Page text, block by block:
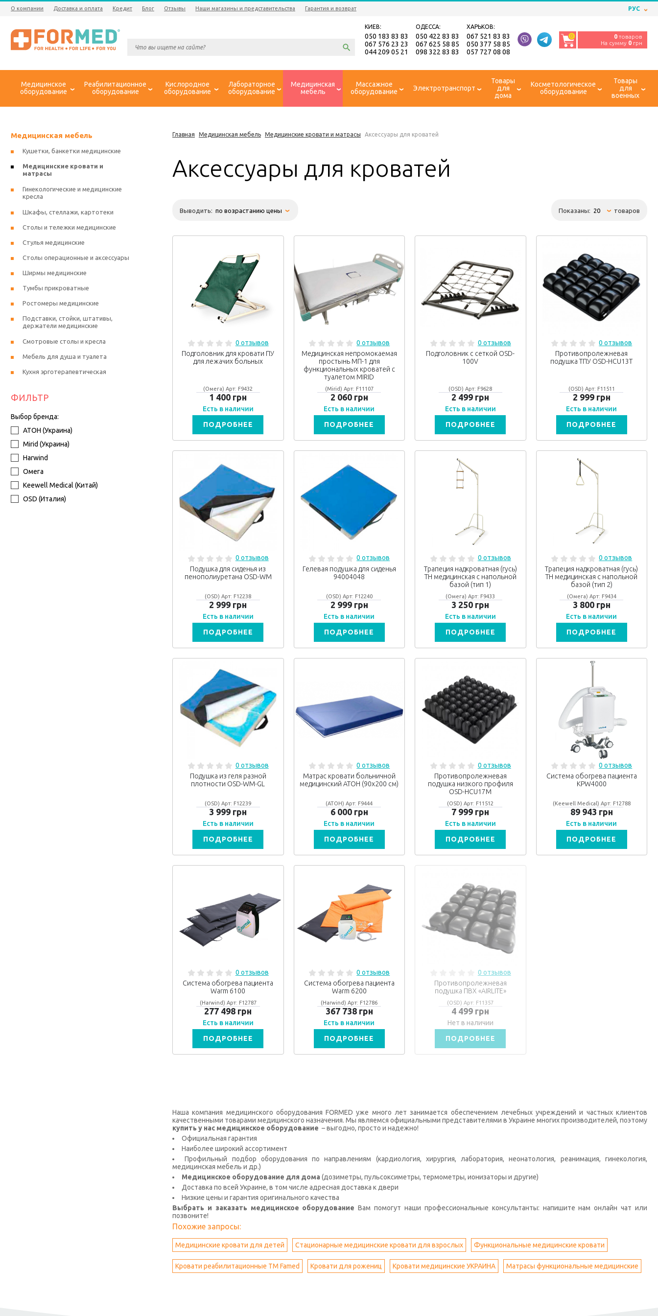
О компании Доставка и оплата Кредит Блог Отзывы Наши магазины и представительства Гарантия и возврат РУС
КИЕВ:
050 183 83 83
067 576 23 23
044 209 05 21
ОДЕССА:
050 422 83 83
067 625 58 85
098 322 83 83
ХАРЬКОВ:
067 521 83 83
050 377 58 85
057 727 08 08
0 0 товаров
На сумму 0 грн
Медицинское
оборудование
Реабилитационное
оборудование
Кислородное
оборудование
Лабораторное
оборудование
Медицинская
мебель
Массажное
оборудование
Электротранспорт
Товары
для
дома
Косметологическое
оборудование
Товары
для
военных
Главная Медицинская мебель Медицинские кровати и матрасы Аксессуары для кроватей
Аксессуары для кроватей
Выводить: Показаны: товаров
0 отзывов
Подголовник для кровати ПУ
для лежачих больных
(Омега) Арт: F9432
1 400 грн
Есть в наличии
ПОДРОБНЕЕ
0 отзывов
Медицинская непромокаемая
простынь МП-1 для
функциональных кроватей с
туалетом MIRID
(Mirid) Арт: F11107
2 060 грн
Есть в наличии
ПОДРОБНЕЕ
0 отзывов
Подголовник с сеткой OSD-
100V
(OSD) Арт: F9628
2 499 грн
Есть в наличии
ПОДРОБНЕЕ
0 отзывов
Противопролежневая
подушка ТПУ OSD-HCU13T
(OSD) Арт: F11511
2 999 грн
Есть в наличии
ПОДРОБНЕЕ
0 отзывов
Подушка для сиденья из
пенополиуретана OSD-WM
(OSD) Арт: F12238
2 999 грн
Есть в наличии
ПОДРОБНЕЕ
0 отзывов
Гелевая подушка для сиденья
94004048
(OSD) Арт: F12240
2 999 грн
Есть в наличии
ПОДРОБНЕЕ
0 отзывов
Трапеция надкроватная (гусь)
ТН медицинская с напольной
базой (тип 1)
(Омега) Арт: F9433
3 250 грн
Есть в наличии
ПОДРОБНЕЕ
0 отзывов
Трапеция надкроватная (гусь)
ТН медицинская с напольной
базой (тип 2)
(Омега) Арт: F9434
3 800 грн
Есть в наличии
ПОДРОБНЕЕ
0 отзывов
Подушка из геля разной
плотности OSD-WM-GL
(OSD) Арт: F12239
3 999 грн
Есть в наличии
ПОДРОБНЕЕ
0 отзывов
Матрас кровати больничной
медицинский АТОН (90х200 см)
(АТОН) Арт: F9444
6 000 грн
Есть в наличии
ПОДРОБНЕЕ
0 отзывов
Противопролежневая
подушка низкого профиля
OSD-HCU17M
(OSD) Арт: F11512
7 999 грн
Есть в наличии
ПОДРОБНЕЕ
0 отзывов
Система обогрева пациента
KPW4000
(Keewell Medical) Арт: F12788
89 943 грн
Есть в наличии
ПОДРОБНЕЕ
0 отзывов
Система обогрева пациента
Warm 6100
(Harwind) Арт: F12787
277 498 грн
Есть в наличии
ПОДРОБНЕЕ
0 отзывов
Система обогрева пациента
Warm 6200
(Harwind) Арт: F12786
367 738 грн
Есть в наличии
ПОДРОБНЕЕ
0 отзывов
Противопролежневая
подушка ПВХ «AIRLITE»
(OSD) Арт: F11357
4 499 грн
Нет в наличии
ПОДРОБНЕЕ
Наша компания медицинского оборудования FORMED уже много лет занимается обеспечением лечебных учреждений и частных клиентов
качественными товарами медицинского назначения. Мы являемся официальными представителями в Украине многих производителей, поэтому
купить у нас медицинское оборудование – выгодно, просто и надежно!
Официальная гарантия
Наиболее широкий ассортимент
Профильный подбор оборудования по направлениям (кардиология, хирургия, лаборатория, неонатология, реанимация, гинекология,
медицинская мебель и др.)
Медицинское оборудование для дома (дозиметры, пульсоксиметры, термометры, ионизаторы и другие)
Доставка по всей Украине, в том числе адресная доставка к двери
Низкие цены и гарантия оригинального качества
Выбрать и заказать медицинское оборудованиеВам помогут наши профессиональные консультанты: напишите нам онлайн чат или
позвоните!
Похожие запросы:
Медицинские кровати для детей Стационарные медицинские кровати для взрослых Функциональные медицинские кровати
Кровати реабилитационные ТМ Famed Кровати для рожениц Кровати медицинские УКРАИНА Матрасы функциональные медицинские
Медицинская мебель
Кушетки, банкетки медицинские
Медицинские кровати и
матрасы
Гинекологические и медицинские
кресла
Шкафы, стеллажи, картотеки
Столы и тележки медицинские
Стулья медицинские
Столы операционные и аксессуары
Ширмы медицинские
Тумбы прикроватные
Ростомеры медицинские
Подставки, стойки, штативы,
держатели медицинские
Смотровые столы и кресла
Мебель для душа и туалета
Кухня эрготерапевтическая
ФИЛЬТР
Выбор бренда:
АТОН (Украина)
Mirid (Украина)
Harwind
Омега
Keewell Medical (Китай)
OSD (Италия)